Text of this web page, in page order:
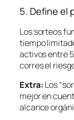
5. Define el
Los sorteos
tiempo
activos entre
corres el
Extra: Los
mejor en
alcance